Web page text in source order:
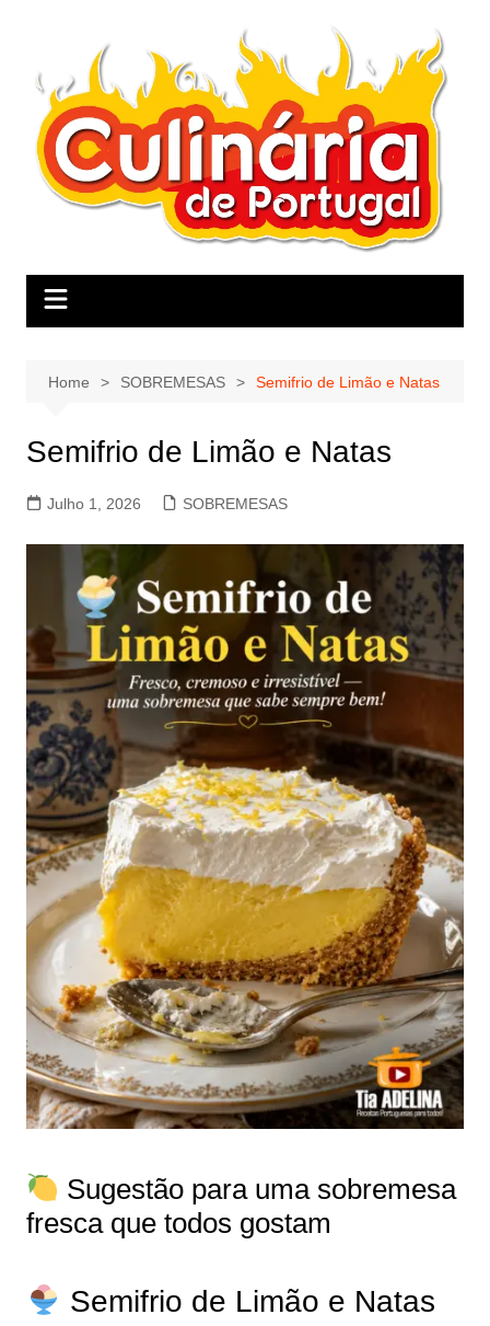
Home SOBREMESAS Semifrio de Limão e Natas
Semifrio de Limão e Natas
Julho 1, 2026 SOBREMESAS
Sugestão para uma sobremesa
fresca que todos gostam
Semifrio de Limão e Natas